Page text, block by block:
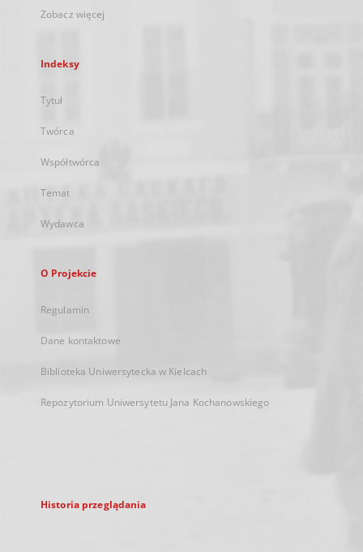
Zobacz więcej
Indeksy
Tytuł
Twórca
Współtwórca
Temat
Wydawca
O Projekcie
Regulamin
Dane kontaktowe
Biblioteka Uniwersytecka w Kielcach
Repozytorium Uniwersytetu Jana Kochanowskiego
Historia przeglądania